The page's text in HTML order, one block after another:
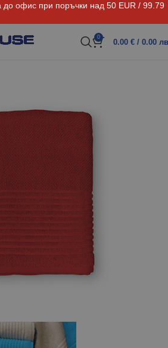
до офис при поръчки над 50 EUR / 99.79
0
0.00 € / 0.00